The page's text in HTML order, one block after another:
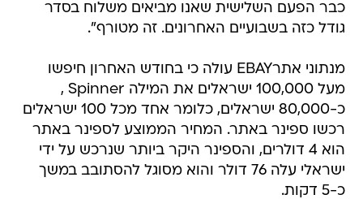
כבר הפעם השלישית שאנו מביאים משלוח בסדר
גודל כזה בשבועיים האחרונים. זה מטורף".
מנתוני אתרEBAY עולה כי בחודש האחרון חיפשו
מעל 100,000 ישראלים את המילה Spinner ,
כ-80,000 ישראלים, כלומר אחד מכל 100 ישראלים
רכשו ספינר באתר. המחיר הממוצע לספינר באתר
הוא 4 דולרים, והספינר היקר ביותר שנרכש על ידי
ישראלי עלה 76 דולר והוא מסוגל להסתובב במשך
כ-5 דקות.